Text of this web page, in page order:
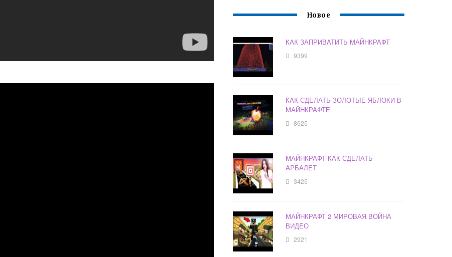
Новое
КАК ЗАПРИВАТИТЬ МАЙНКРАФТ
9399
КАК СДЕЛАТЬ ЗОЛОТЫЕ ЯБЛОКИ В
МАЙНКРАФТЕ
8625
МАЙНКРАФТ КАК СДЕЛАТЬ
АРБАЛЕТ
3425
МАЙНКРАФТ 2 МИРОВАЯ ВОЙНА
ВИДЕО
2921